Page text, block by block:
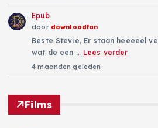
Epub
door downloadfan
Beste Stevie, Er staan heeeeel
wat de een … Lees verder
4 maanden geleden
Films